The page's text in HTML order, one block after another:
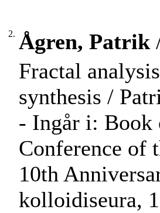
2. Ågren, Patrik
Fractal
synthesis /
- Ingår i: Book
Conference of
10th
kolloidiseura,